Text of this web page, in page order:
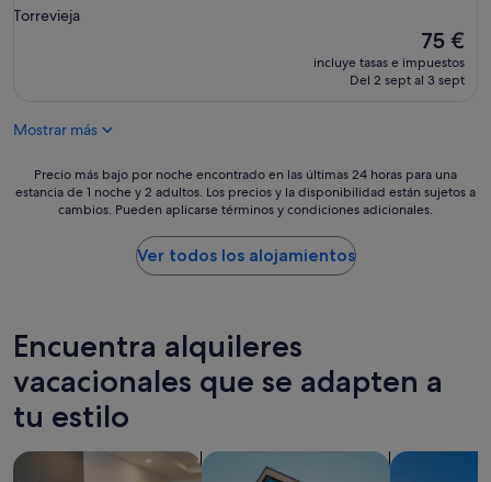
Torrevieja
El
precio
actual
75 €
incluye tasas e impuestos
Del 2 sept al 3 sept
Mostrar más
Precio
más
últimas
24 horas
para
una
estancia
de
1 noche
y
Precio más bajo por noche encontrado en las últimas 24 horas para una
estancia de 1 noche y 2 adultos. Los precios y la disponibilidad están sujetos a
cambios. Pueden aplicarse términos y condiciones adicionales.
Ver todos los alojamientos
Encuentra alquileres
vacacionales que se adapten a
tu estilo
Buscar apartoteles Buscar apartamentos Buscar villas